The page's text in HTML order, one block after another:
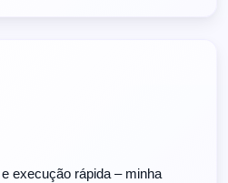
execução rápida – minha